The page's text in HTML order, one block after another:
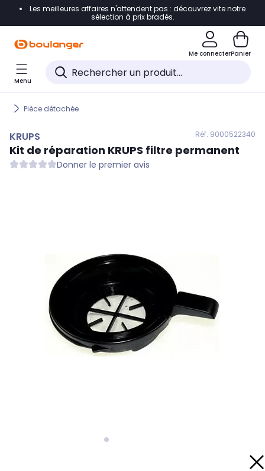
Accéder directement à la navigation
Accéder directement au pied de page
Accéder directement au chatbot
Les meilleures affaires n'attendent pas : découvrez vite notre
sélection à prix bradés.
Me connecterPanier
Menu
Pièce détachée
KRUPS Réf. 9000522340
Kit de réparation KRUPS filtre permanent
Donner le premier avis